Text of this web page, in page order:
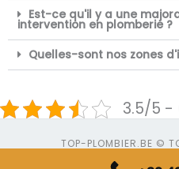
Est-ce qu'il y a une
intervention en plomberie ?
Quelles-sont nos zones
3.5/5 -
TOP-PLOMBIER.BE ©